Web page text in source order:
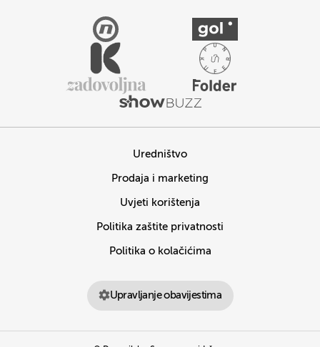
Uredništvo
Prodaja i marketing
Uvjeti korištenja
Politika zaštite privatnosti
Politika o kolačićima
Upravljanje obavijestima